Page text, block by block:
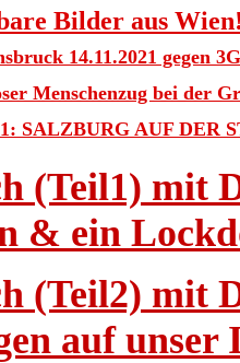
Bilder aus
14.11.2021 gegen
Menschenzug bei der
SALZBURG AUF DER
(Teil1) mit
& ein
(Teil2) mit
auf unser